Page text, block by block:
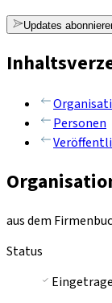
Updates
Personen
aus dem
Status